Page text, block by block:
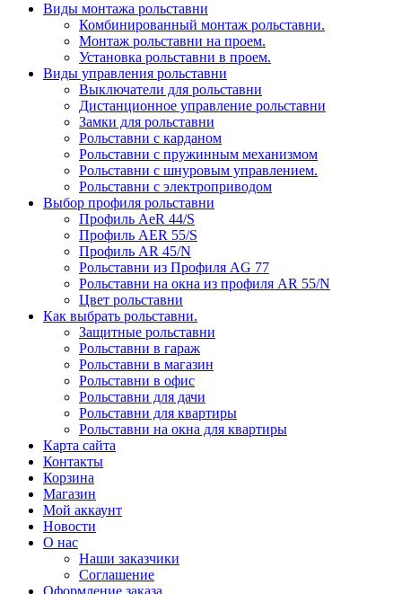
Виды монтажа рольставни
Комбинированный монтаж рольставни.
Монтаж рольставни на проем.
Установка рольставни в проем.
Виды управления рольставни
Выключатели для рольставни
Дистанционное управление рольставни
Замки для рольставни
Рольставни с карданом
Рольставни с пружинным механизмом
Рольставни с шнуровым управлением.
Рольставни с электроприводом
Выбор профиля рольставни
Профиль AeR 44/S
Профиль AER 55/S
Профиль AR 45/N
Рольставни из Профиля AG 77
Рольставни на окна из профиля AR 55/N
Цвет рольставни
Как выбрать рольставни.
Защитные рольставни
Рольставни в гараж
Рольставни в магазин
Рольставни в офис
Рольставни для дачи
Рольставни для квартиры
Рольставни на окна для квартиры
Карта сайта
Контакты
Корзина
Магазин
Мой аккаунт
Новости
О нас
Наши заказчики
Соглашение
Оформление заказа